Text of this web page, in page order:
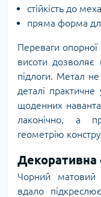
стійкість до
пряма форма
Переваги
висоти дозволяє
підлоги. Метал
деталі
щоденних
лаконічно, а
геометрію
Декоративна
Чорний матовий
вдало